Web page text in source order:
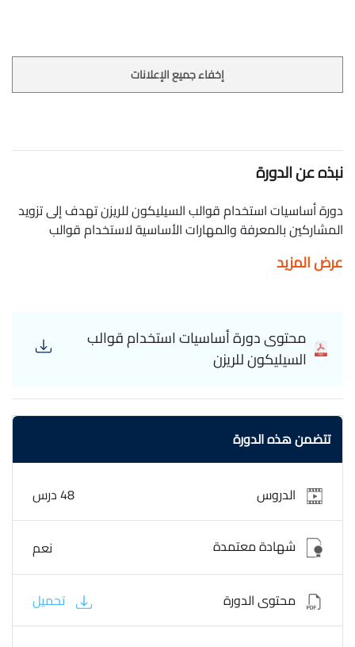
إخفاء جميع الإعلانات
نبذه عن الدورة
دورة أساسيات استخدام قوالب السيليكون للريزن تهدف إلى تزويد
المشاركين بالمعرفة والمهارات الأساسية لاستخدام قوالب
استخدام قوالب السيليكون للريزن بمقدمة عن أنواع الريزن
استعراض لأشكال وأحجام القوالب المتنوعة. تتضمن الدورة
خطوات عملية لتحضير قوالب السيليكون، بما في ذلك كيفية
تنظيفها وتجهيزها لضمان نتائج مثالية. ستتعلم كيفية مزج الريزن
لتحقيق تأثيرات فنية متنوعة. يتم التركيز على تقنيات صب الريزن
بطرق تقلل من حدوث الفقاعات وتضمن توزيعًا متساويًا. تغطي
الدورة أيضًا كيفية إزالة القطع من القوالب بشكل آمن وصحيح،
وصقلها للحصول على لمسة نهائية احترافية. ستتعلم كيفية
صيانة القوالب للحفاظ على جودتها واستخدامها لفترة طويلة.
تشمل الدورة مشاريع تطبيقية تتيح لك تطبيق ما تعلمته عمليًا،
مما يساعدك على تطوير مهاراتك وتحقيق نتائج مميزة في فن
الريزن,الدورة مجانية وبشهادة معتمدة. Basics of using silicone
molds for resin
عرض المزيد
محتوى دورة أساسيات استخدام قوالب
السيليكون للريزن
تتضمن هذه الدورة
الدروس 48 درس
شهادة معتمدة نعم
محتوى الدورة تحميل